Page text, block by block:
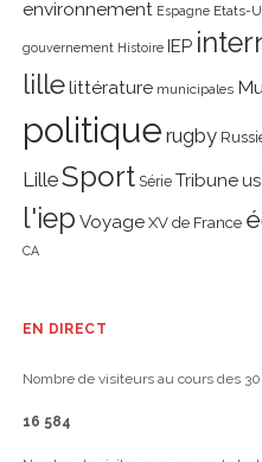
environnement Espagne Etats-
gouvernement Histoire IEP
lillelittérature municipales
politique rugby
LilleSport Série Tribune
l'iep Voyage XV de France
CA
EN DIRECT
Nombre de visiteurs au cours des
16 584